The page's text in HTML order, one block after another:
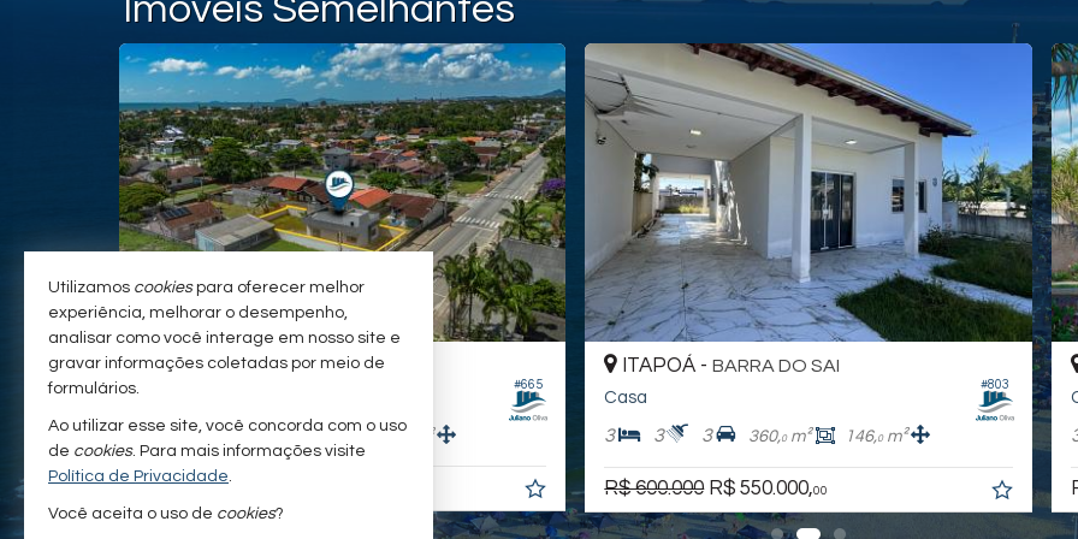
Imóveis Semelhantes
ITAPOÁ -BARRA DO SAI
Casa
3 2 4 360, m² 84, m²
R$ 600.000,
ITAPOÁ -BARRA DO SAI
Casa
3 3 360, 0m² 146, m²
R$ 600.000 R$ 550.000,00
Casa
R$
Utilizamos cookiespara oferecer melhor
experiência, melhorar o desempenho,
analisar como você interage em nosso site e
gravar informações coletadas por meio de
formulários.
Ao utilizar esse site, você concorda com o uso
de cookies. Para mais informações visite
Política de Privacidade.
Você aceita o uso de cookies?